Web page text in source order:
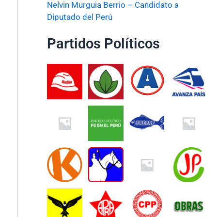
Nelvin Murguia Berrio – Candidato a
Diputado del Perú
Partidos Políticos